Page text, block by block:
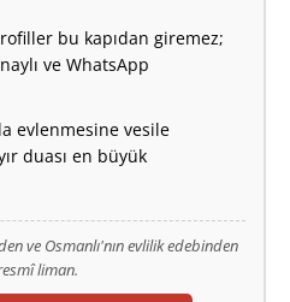
bu kapıdan giremez;
ve WhatsApp
evlenmesine vesile
duası en büyük
ve Osmanlı'nın evlilik edebinden
liman.